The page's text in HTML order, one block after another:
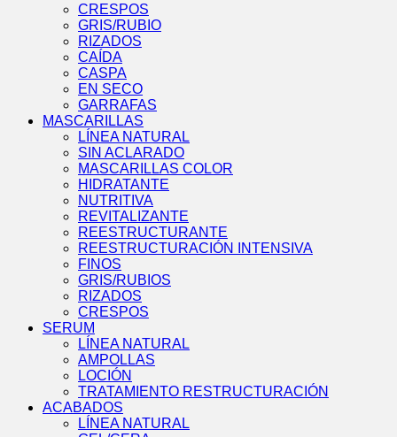
CRESPOS
GRIS/RUBIO
RIZADOS
CAÍDA
CASPA
EN SECO
GARRAFAS
MASCARILLAS
LÍNEA NATURAL
SIN ACLARADO
MASCARILLAS COLOR
HIDRATANTE
NUTRITIVA
REVITALIZANTE
REESTRUCTURANTE
REESTRUCTURACIÓN INTENSIVA
FINOS
GRIS/RUBIOS
RIZADOS
CRESPOS
SERUM
LÍNEA NATURAL
AMPOLLAS
LOCIÓN
TRATAMIENTO RESTRUCTURACIÓN
ACABADOS
LÍNEA NATURAL